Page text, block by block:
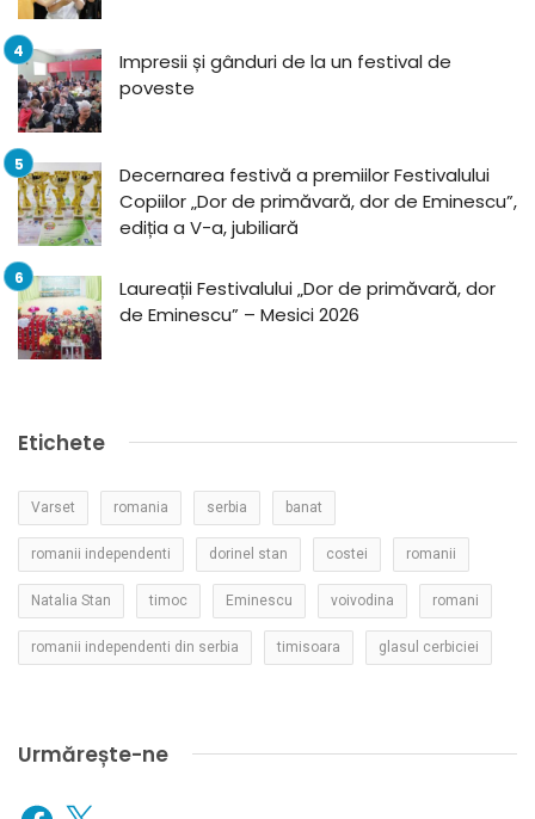
Impresii și gânduri de la un festival de
poveste
Decernarea festivă a premiilor Festivalului
Copiilor „Dor de primăvară, dor de Eminescu”,
ediția a V-a, jubiliară
Laureații Festivalului „Dor de primăvară, dor
de Eminescu” – Mesici 2026
Etichete
Varset romania serbia banat
romanii independenti dorinel stan costei romanii
Natalia Stan timoc Eminescu voivodina romani
romanii independenti din serbia timisoara glasul cerbiciei
Urmărește-ne
Facebook
X